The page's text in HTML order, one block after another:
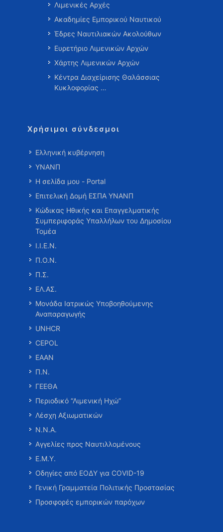
Λιμενικές Αρχές
Ακαδημίες Εμπορικού Ναυτικού
Έδρες Ναυτιλιακών Ακολούθων
Ευρετήριο Λιμενικών Αρχών
Χάρτης Λιμενικών Αρχών
Κέντρα Διαχείρισης Θαλάσσιας
Κυκλοφορίας …
Χρήσιμοι σύνδεσμοι
Ελληνική κυβέρνηση
ΥΝΑΝΠ
Η σελίδα μου - Portal
Επιτελική Δομή ΕΣΠΑ ΥΝΑΝΠ
Κώδικας Ηθικής και Επαγγελματικής
Συμπεριφοράς Υπαλλήλων του Δημοσίου
Τομέα
Ι.Ι.Ε.Ν.
Π.Ο.Ν.
Π.Σ.
ΕΛ.ΑΣ.
Μονάδα Ιατρικώς Υποβοηθούμενης
Αναπαραγωγής
UNHCR
CEPOL
ΕΑΑΝ
Π.Ν.
ΓΕΕΘΑ
Περιοδικό “Λιμενική Ηχώ”
Λέσχη Αξιωματικών
Ν.Ν.Α.
Αγγελίες προς Ναυτιλλομένους
Ε.Μ.Υ.
Οδηγίες από ΕΟΔΥ για COVID-19
Γενική Γραμματεία Πολιτικής Προστασίας
Προσφορές εμπορικών παρόχων